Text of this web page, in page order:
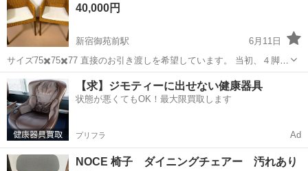
40,000円
新宿御苑前駅
6月11日
サイズ75✖️75✖️77 直接のお引き渡しを希望しています。 当初、４脚購
入するも２脚は使用していなかったため、使用感はないと思います。
当方にて車で可能な限り貴地周辺エリアまでお持ちするなど、デリバ
リー方法...
東京 新宿区 新宿御苑前駅 椅子
【求】ジモティーに出せない健康器具
状態が悪くてもOK！最大限買取します
プリフラ Ad
NOCE 椅子 ダイニングチェアー 汚れあり